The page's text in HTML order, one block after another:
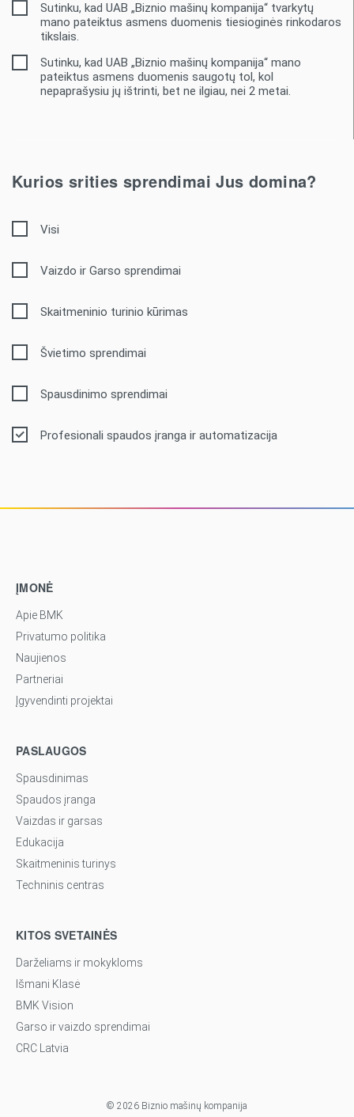
Sutinku, kad UAB „Biznio mašinų kompanija“ tvarkytų
mano pateiktus asmens duomenis tiesioginės rinkodaros
tikslais.
Sutinku, kad UAB „Biznio mašinų kompanija“ mano
pateiktus asmens duomenis saugotų tol, kol
nepaprašysiu jų ištrinti, bet ne ilgiau, nei 2 metai.
Kurios srities sprendimai Jus domina?
Visi
Vaizdo ir Garso sprendimai
Skaitmeninio turinio kūrimas
Švietimo sprendimai
Spausdinimo sprendimai
Profesionali spaudos įranga ir automatizacija
ĮMONĖ
Apie BMK
Privatumo politika
Naujienos
Partneriai
Įgyvendinti projektai
PASLAUGOS
Spausdinimas
Spaudos įranga
Vaizdas ir garsas
Edukacija
Skaitmeninis turinys
Techninis centras
KITOS SVETAINĖS
Darželiams ir mokykloms
Išmani Klasė
BMK Vision
Garso ir vaizdo sprendimai
CRC Latvia
© 2026 Biznio mašinų kompanija